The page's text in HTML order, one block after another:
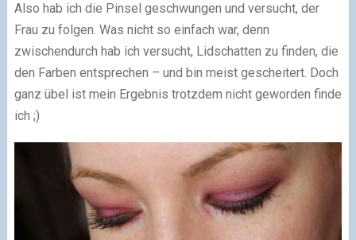
Also hab ich die Pinsel geschwungen und versucht, der
Frau zu folgen. Was nicht so einfach war, denn
zwischendurch hab ich versucht, Lidschatten zu finden, die
den Farben entsprechen – und bin meist gescheitert. Doch
ganz übel ist mein Ergebnis trotzdem nicht geworden finde
ich ;)